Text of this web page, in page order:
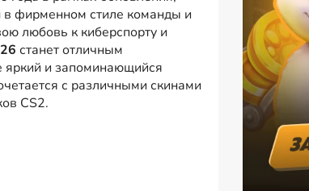
фирменном стиле команды и
любовь к киберспорту и
станет отличным
яркий и запоминающийся
с различными скинами
CS2.